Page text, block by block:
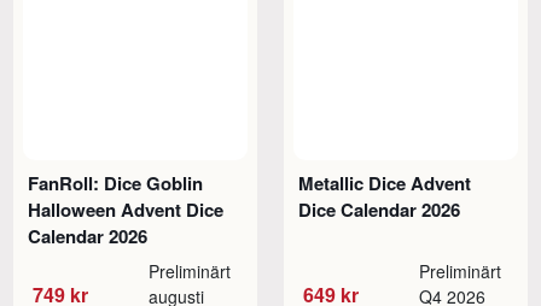
FanRoll: Dice Goblin
Halloween Advent Dice
Calendar 2026
749 kr
Preliminärt
augusti
Metallic Dice Advent
Dice Calendar 2026
649 kr
Preliminärt
Q4 2026